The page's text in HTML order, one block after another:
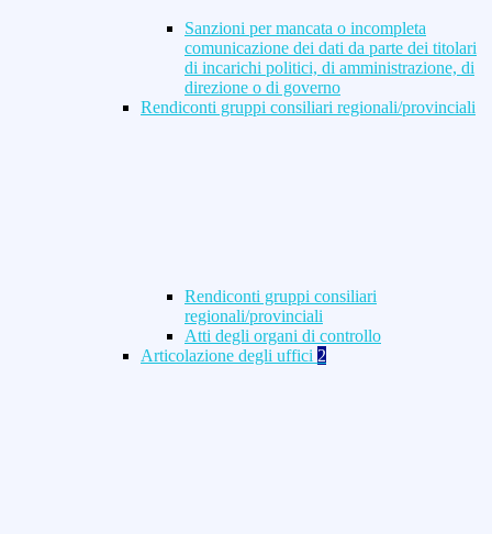
Sanzioni per mancata o incompleta
comunicazione dei dati da parte dei titolari
di incarichi politici, di amministrazione, di
direzione o di governo
Rendiconti gruppi consiliari regionali/provinciali
Rendiconti gruppi consiliari
regionali/provinciali
Atti degli organi di controllo
Articolazione degli uffici 2